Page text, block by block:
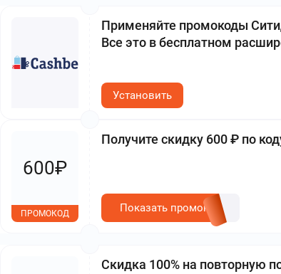
Применяйте промокоды
Все это в бесплатном
Установить
Получите скидку 600 ₽ по
600₽
ПРОМОКОД Показать промокод
Скидка 100% на повторную